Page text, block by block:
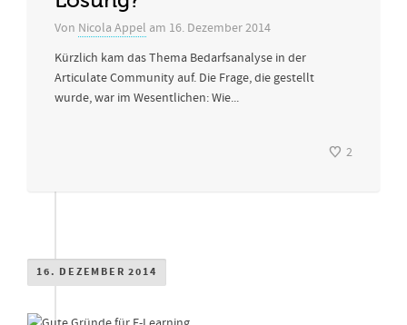
Von Nicola Appel am 16. Dezember 2014
Kürzlich kam das Thema Bedarfsanalyse in der
Articulate Community auf. Die Frage, die gestellt
wurde, war im Wesentlichen: Wie...
2
16. DEZEMBER 2014